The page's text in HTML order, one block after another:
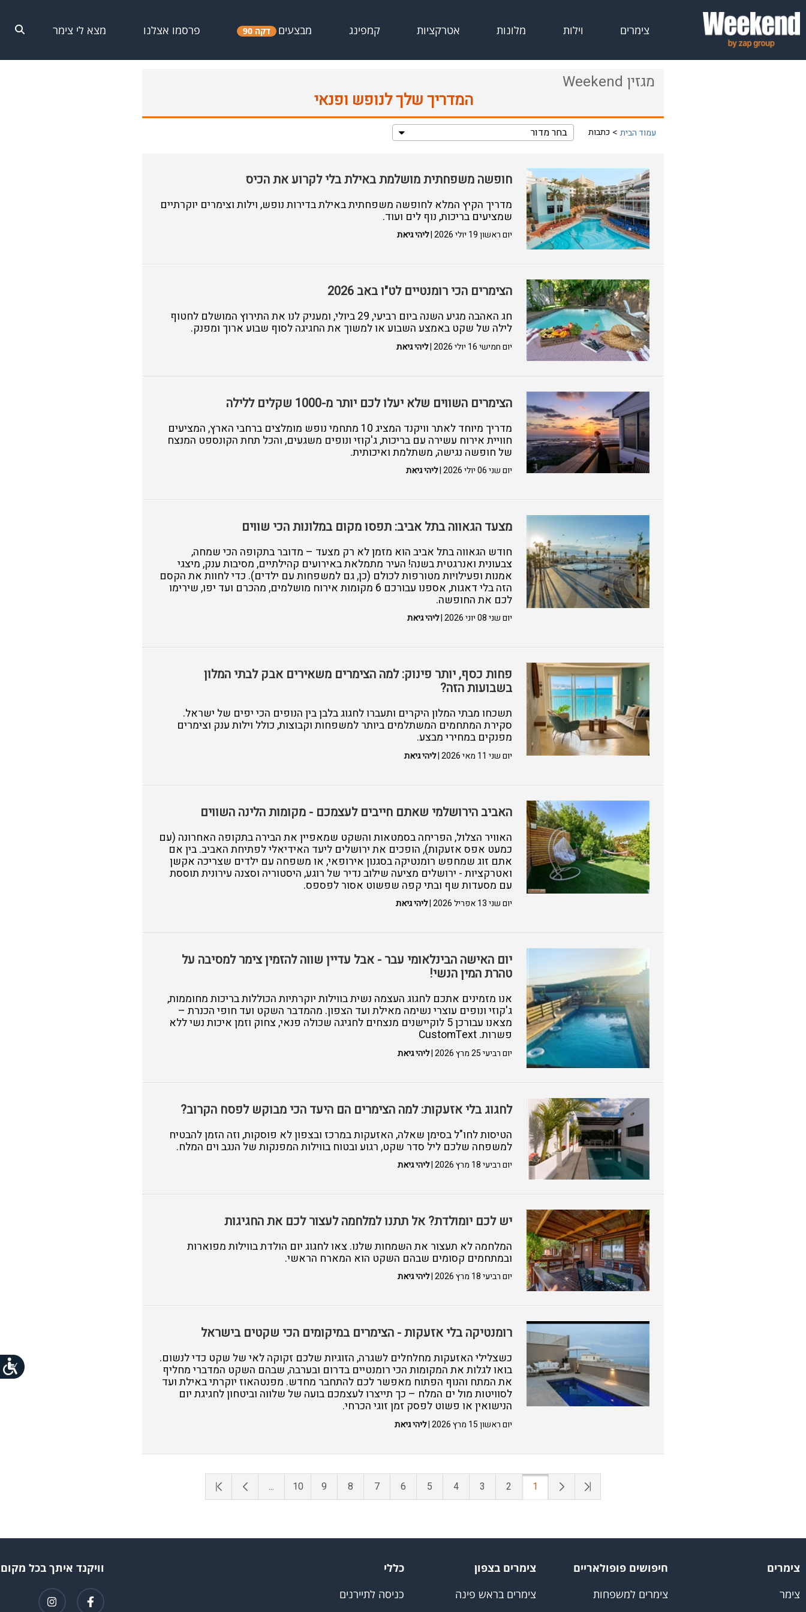
צימרים וילות מלונות אטרקציות קמפינג מבצעים דקה 90 פרסמו אצלנו מצא לי צימר
מגזין Weekend
המדריך שלך לנופש ופנאי
עמוד הבית כתבות בחר מדור
חופשה משפחתית מושלמת באילת בלי לקרוע את הכיס
מדריך הקיץ המלא לחופשה משפחתית באילת בדירות נופש, וילות וצימרים יוקרתיים
שמציעים בריכות, נוף לים ועוד.
יום ראשון 19 יולי 2026 | ליהי גיאת
הצימרים הכי רומנטיים לט"ו באב 2026
חג האהבה מגיע השנה ביום רביעי, 29 ביולי, ומעניק לנו את התירוץ המושלם לחטוף
לילה של שקט באמצע השבוע או למשוך את החגיגה לסוף שבוע ארוך ומפנק.
יום חמישי 16 יולי 2026 | ליהי גיאת
הצימרים השווים שלא יעלו לכם יותר מ-1000 שקלים ללילה
מדריך מיוחד לאתר וויקנד המציג 10 מתחמי נופש מומלצים ברחבי הארץ, המציעים
חוויית אירוח עשירה עם בריכות, ג'קוזי ונופים משגעים, והכל תחת הקונספט המנצח
של חופשה נגישה, משתלמת ואיכותית.
יום שני 06 יולי 2026 | ליהי גיאת
מצעד הגאווה בתל אביב: תפסו מקום במלונות הכי שווים
חודש הגאווה בתל אביב הוא מזמן לא רק מצעד – מדובר בתקופה הכי שמחה,
צבעונית ואנרגטית בשנה! העיר מתמלאת באירועים קהילתיים, מסיבות ענק, מיצגי
אמנות ופעילויות מטורפות לכולם (כן, גם למשפחות עם ילדים). כדי לחוות את הקסם
הזה בלי דאגות, אספנו עבורכם 6 מקומות אירוח מושלמים, מהכרם ועד יפו, שירימו
לכם את החופשה.
יום שני 08 יוני 2026 | ליהי גיאת
פחות כסף, יותר פינוק: למה הצימרים משאירים אבק לבתי המלון
בשבועות הזה?
תשכחו מבתי המלון היקרים ותעברו לחגוג בלבן בין הנופים הכי יפים של ישראל.
סקירת המתחמים המשתלמים ביותר למשפחות וקבוצות, כולל וילות ענק וצימרים
מפנקים במחירי מבצע.
יום שני 11 מאי 2026 | ליהי גיאת
האביב הירושלמי שאתם חייבים לעצמכם - מקומות הלינה השווים
האוויר הצלול, הפריחה בסמטאות והשקט שמאפיין את הבירה בתקופה האחרונה (עם
כמעט אפס אזעקות), הופכים את ירושלים ליעד האידיאלי לפתיחת האביב. בין אם
אתם זוג שמחפש רומנטיקה בסגנון אירופאי, או משפחה עם ילדים שצריכה אקשן
ואטרקציות - ירושלים מציעה שילוב נדיר של רוגע, היסטוריה וסצנה עירונית תוססת
עם מסעדות שף ובתי קפה שפשוט אסור לפספס.
יום שני 13 אפריל 2026 | ליהי גיאת
יום האישה הבינלאומי עבר - אבל עדיין שווה להזמין צימר למסיבה על
טהרת המין הנשי!
אנו מזמינים אתכם לחגוג העצמה נשית בווילות יוקרתיות הכוללות בריכות מחוממות,
ג'קוזי ונופים עוצרי נשימה מאילת ועד הצפון. מהמדבר השקט ועד חופי הכנרת –
מצאנו עבורכן 5 לוקיישנים מנצחים לחגיגה שכולה פנאי, צחוק וזמן איכות נשי ללא
פשרות. CustomText
יום רביעי 25 מרץ 2026 | ליהי גיאת
לחגוג בלי אזעקות: למה הצימרים הם היעד הכי מבוקש לפסח הקרוב?
הטיסות לחו"ל בסימן שאלה, האזעקות במרכז ובצפון לא פוסקות, וזה הזמן להבטיח
למשפחה שלכם ליל סדר שקט, רגוע ובטוח בווילות המפנקות של הנגב וים המלח.
יום רביעי 18 מרץ 2026 | ליהי גיאת
יש לכם יומולדת? אל תתנו למלחמה לעצור לכם את החגיגות
המלחמה לא תעצור את השמחות שלנו. צאו לחגוג יום הולדת בווילות מפוארות
ובמתחמים קסומים שבהם השקט הוא המארח הראשי.
יום רביעי 18 מרץ 2026 | ליהי גיאת
רומנטיקה בלי אזעקות - הצימרים במיקומים הכי שקטים בישראל
כשצלילי האזעקות מחלחלים לשגרה, הזוגיות שלכם זקוקה לאי של שקט כדי לנשום.
בואו לגלות את המקומות הכי רומנטיים בדרום ובערבה, שבהם השקט המדברי מחליף
את המתח והנוף הפתוח מאפשר לכם להתחבר מחדש. מפנטהאוז יוקרתי באילת ועד
לסוויטות מול ים המלח – כך תייצרו לעצמכם בועה של שלווה וביטחון לחגיגת יום
הנישואין או פשוט לפסק זמן זוגי הכרחי.
יום ראשון 15 מרץ 2026 | ליהי גיאת
1
2
3
4
5
6
7
8
9
10
...
צימרים
צימר
חיפושים פופולאריים
צימרים למשפחות
צימרים בצפון
צימרים בראש פינה
כללי
כניסה לתיירנים
וויקנד איתך בכל מקום